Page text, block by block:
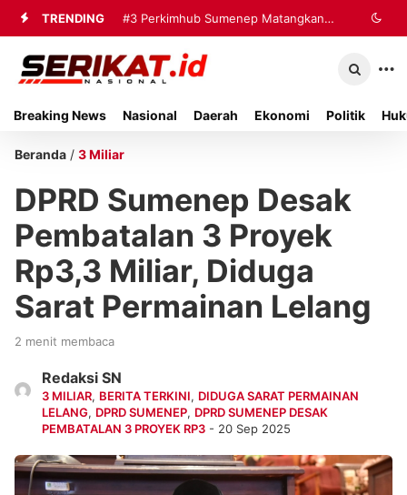
TRENDING #3 Perkimhub Sumenep Matangkan
Pelaksanaan RTLH 2026, Sebanyak
Breaking News Nasional Daerah Ekonomi Politik
Beranda / 3 Miliar
DPRD Sumenep Desak
Pembatalan 3 Proyek
Rp3,3 Miliar, Diduga
Sarat Permainan Lelang
2 menit membaca
Redaksi SN
3 MILIAR, BERITA TERKINI, DIDUGA SARAT PERMAINAN
LELANG, DPRD SUMENEP, DPRD SUMENEP DESAK
PEMBATALAN 3 PROYEK RP3 - 20 Sep 2025